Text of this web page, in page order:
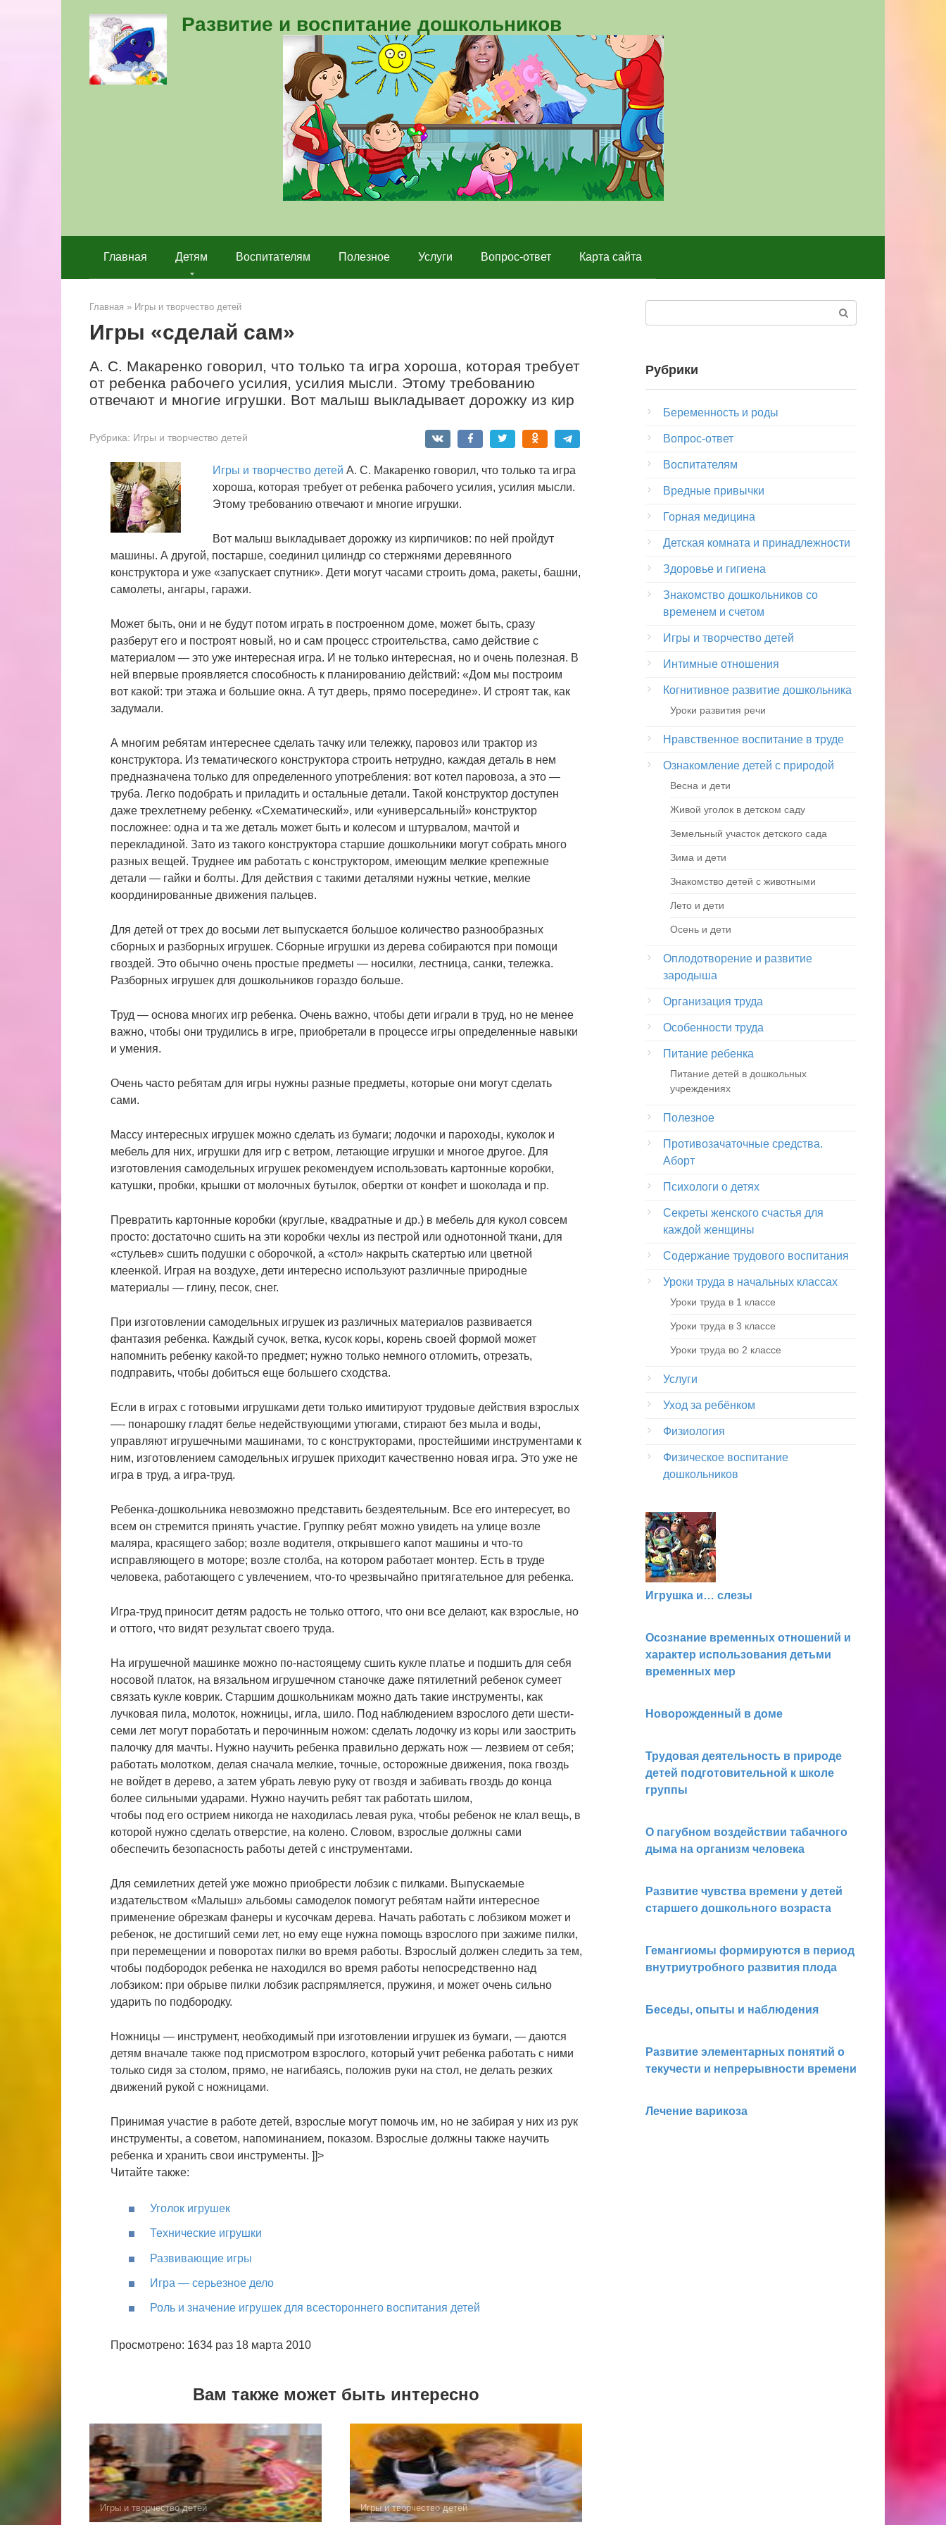
Развитие и воспитание дошкольников
Главная Детям Воспитателям Полезное Услуги Вопрос-ответ Карта сайта
Главная » Игры и творчество детей
Игры «сделай сам»
А. С. Макаренко говорил, что только та игра хороша, которая требует
от ребенка рабочего усилия, усилия мысли. Этому требованию
отвечают и многие игрушки. Вот малыш выкладывает дорожку из кир
Рубрика: Игры и творчество детей
Игры и творчество детей А. С. Макаренко говорил, что только та игра
хороша, которая требует от ребенка рабочего усилия, усилия мысли.
Этому требованию отвечают и многие игрушки.
Вот малыш выкладывает дорожку из кирпичиков: по ней пройдут
машины. А другой, постарше, соединил цилиндр со стержнями деревянного
конструктора и уже «запускает спутник». Дети могут часами строить дома, ракеты, башни,
самолеты, ангары, гаражи.
Может быть, они и не будут потом играть в построенном доме, может быть, сразу
разберут его и построят новый, но и сам процесс строительства, само действие с
материалом ― это уже интересная игра. И не только интересная, но и очень полезная. В
ней впервые проявляется способность к планированию действий: «Дом мы построим
вот какой: три этажа и большие окна. А тут дверь, прямо посередине». И строят так, как
задумали.
А многим ребятам интереснее сделать тачку или тележку, паровоз или трактор из
конструктора. Из тематического конструктора строить нетрудно, каждая деталь в нем
предназначена только для определенного употребления: вот котел паровоза, а это ―
труба. Легко подобрать и приладить и остальные детали. Такой конструктор доступен
даже трехлетнему ребенку. «Схематический», или «универсальный» конструктор
посложнее: одна и та же деталь может быть и колесом и штурвалом, мачтой и
перекладиной. Зато из такого конструктора старшие дошкольники могут собрать много
разных вещей. Труднее им работать с конструктором, имеющим мелкие крепежные
детали ― гайки и болты. Для действия с такими деталями нужны четкие, мелкие
координированные движения пальцев.
Для детей от трех до восьми лет выпускается большое количество разнообразных
сборных и разборных игрушек. Сборные игрушки из дерева собираются при помощи
гвоздей. Это обычно очень простые предметы ― носилки, лестница, санки, тележка.
Разборных игрушек для дошкольников гораздо больше.
Труд ― основа многих игр ребенка. Очень важно, чтобы дети играли в труд, но не менее
важно, чтобы они трудились в игре, приобретали в процессе игры определенные навыки
и умения.
Очень часто ребятам для игры нужны разные предметы, которые они могут сделать
сами.
Массу интересных игрушек можно сделать из бумаги; лодочки и пароходы, куколок и
мебель для них, игрушки для игр с ветром, летающие игрушки и многое другое. Для
изготовления самодельных игрушек рекомендуем использовать картонные коробки,
катушки, пробки, крышки от молочных бутылок, обертки от конфет и шоколада и пр.
Превратить картонные коробки (круглые, квадратные и др.) в мебель для кукол совсем
просто: достаточно сшить на эти коробки чехлы из пестрой или однотонной ткани, для
«стульев» сшить подушки с оборочкой, а «стол» накрыть скатертью или цветной
клеенкой. Играя на воздухе, дети интересно используют различные природные
материалы ― глину, песок, снег.
При изготовлении самодельных игрушек из различных материалов развивается
фантазия ребенка. Каждый сучок, ветка, кусок коры, корень своей формой может
напомнить ребенку какой-то предмет; нужно только немного отломить, отрезать,
подправить, чтобы добиться еще большего сходства.
Если в играх с готовыми игрушками дети только имитируют трудовые действия взрослых
―- понарошку гладят белье недействующими утюгами, стирают без мыла и воды,
управляют игрушечными машинами, то с конструкторами, простейшими инструментами к
ним, изготовлением самодельных игрушек приходит качественно новая игра. Это уже не
игра в труд, а игра-труд.
Ребенка-дошкольника невозможно представить бездеятельным. Все его интересует, во
всем он стремится принять участие. Группку ребят можно увидеть на улице возле
маляра, красящего забор; возле водителя, открывшего капот машины и что-то
исправляющего в моторе; возле столба, на котором работает монтер. Есть в труде
человека, работающего с увлечением, что-то чрезвычайно притягательное для ребенка.
Игра-труд приносит детям радость не только оттого, что они все делают, как взрослые, но
и оттого, что видят результат своего труда.
На игрушечной машинке можно по-настоящему сшить кукле платье и подшить для себя
носовой платок, на вязальном игрушечном станочке даже пятилетний ребенок сумеет
связать кукле коврик. Старшим дошкольникам можно дать такие инструменты, как
лучковая пила, молоток, ножницы, игла, шило. Под наблюдением взрослого дети шести-
семи лет могут поработать и перочинным ножом: сделать лодочку из коры или заострить
палочку для мачты. Нужно научить ребенка правильно держать нож ― лезвием от себя;
работать молотком, делая сначала мелкие, точные, осторожные движения, пока гвоздь
не войдет в дерево, а затем убрать левую руку от гвоздя и забивать гвоздь до конца
более сильными ударами. Нужно научить ребят так работать шилом,
чтобы под его острием никогда не находилась левая рука, чтобы ребенок не клал вещь, в
которой нужно сделать отверстие, на колено. Словом, взрослые должны сами
обеспечить безопасность работы детей с инструментами.
Для семилетних детей уже можно приобрести лобзик с пилками. Выпускаемые
издательством «Малыш» альбомы самоделок помогут ребятам найти интересное
применение обрезкам фанеры и кусочкам дерева. Начать работать с лобзиком может и
ребенок, не достигший семи лет, но ему еще нужна помощь взрослого при зажиме пилки,
при перемещении и поворотах пилки во время работы. Взрослый должен следить за тем,
чтобы подбородок ребенка не находился во время работы непосредственно над
лобзиком: при обрыве пилки лобзик распрямляется, пружиня, и может очень сильно
ударить по подбородку.
Ножницы ― инструмент, необходимый при изготовлении игрушек из бумаги, ― даются
детям вначале также под присмотром взрослого, который учит ребенка работать с ними
только сидя за столом, прямо, не нагибаясь, положив руки на стол, не делать резких
движений рукой с ножницами.
Принимая участие в работе детей, взрослые могут помочь им, но не забирая у них из рук
инструменты, а советом, напоминанием, показом. Взрослые должны также научить
ребенка и хранить свои инструменты. ]]>
Читайте также:
Уголок игрушек
Технические игрушки
Развивающие игры
Игра ― серьезное дело
Роль и значение игрушек для всестороннего воспитания детей
Просмотрено: 1634 раз 18 марта 2010
Вам также может быть интересно
Игры и творчество детей Игры и творчество детей
Рубрики
Беременность и роды
Вопрос-ответ
Воспитателям
Вредные привычки
Горная медицина
Детская комната и принадлежности
Здоровье и гигиена
Знакомство дошкольников со
временем и счетом
Игры и творчество детей
Интимные отношения
Когнитивное развитие дошкольника
Уроки развития речи
Нравственное воспитание в труде
Ознакомление детей с природой
Весна и дети
Живой уголок в детском саду
Земельный участок детского сада
Зима и дети
Знакомство детей с животными
Лето и дети
Осень и дети
Оплодотворение и развитие
зародыша
Организация труда
Особенности труда
Питание ребенка
Питание детей в дошкольных
учреждениях
Полезное
Противозачаточные средства.
Аборт
Психологи о детях
Секреты женского счастья для
каждой женщины
Содержание трудового воспитания
Уроки труда в начальных классах
Уроки труда в 1 классе
Уроки труда в 3 классе
Уроки труда во 2 классе
Услуги
Уход за ребёнком
Физиология
Физическое воспитание
дошкольников
Игрушка и… слезы
Осознание временных отношений и
характер использования детьми
временных мер
Новорожденный в доме
Трудовая деятельность в природе
детей подготовительной к школе
группы
О пагубном воздействии табачного
дыма на организм человека
Развитие чувства времени у детей
старшего дошкольного возраста
Гемангиомы формируются в период
внутриутроб­ного развития плода
Беседы, опыты и наблюдения
Развитие элементарных понятий о
текучести и непрерывности времени
Лечение варикоза